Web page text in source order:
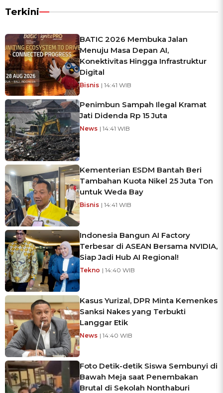
Terkini
BATIC 2026 Membuka Jalan
Menuju Masa Depan AI,
Konektivitas Hingga Infrastruktur
Digital
Bisnis | 14:41 WIB
Penimbun Sampah Ilegal Kramat
Jati Didenda Rp 15 Juta
News | 14:41 WIB
Kementerian ESDM Bantah Beri
Tambahan Kuota Nikel 25 Juta Ton
untuk Weda Bay
Bisnis | 14:41 WIB
Indonesia Bangun AI Factory
Terbesar di ASEAN Bersama NVIDIA,
Siap Jadi Hub AI Regional!
Tekno | 14:40 WIB
Kasus Yurizal, DPR Minta Kemenkes
Sanksi Nakes yang Terbukti
Langgar Etik
News | 14:40 WIB
Foto Detik-detik Siswa Sembunyi di
Bawah Meja saat Penembakan
Brutal di Sekolah Nonthaburi